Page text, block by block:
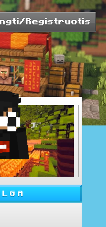
Registruotis